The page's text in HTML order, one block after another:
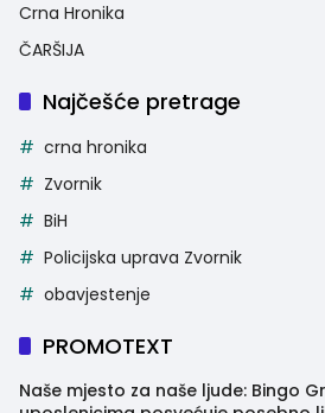
Crna Hronika
ČARŠIJA
Najčešće pretrage
crna hronika
Zvornik
BiH
Policijska uprava Zvornik
obavjestenje
PROMOTEXT
Naše mjesto za naše ljude: Bingo